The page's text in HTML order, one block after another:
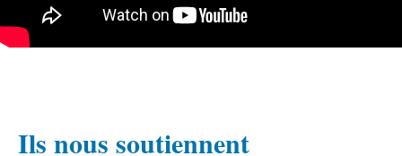
Ils nous soutiennent